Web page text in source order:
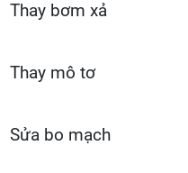
Thay bơm xả
Thay mô tơ
Sửa bo mạch